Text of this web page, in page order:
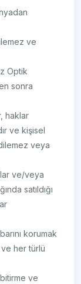
ve
Optik
sonra
haklar
ve kişisel
veya
ve/veya
satıldığı
korumak
her türlü
ve